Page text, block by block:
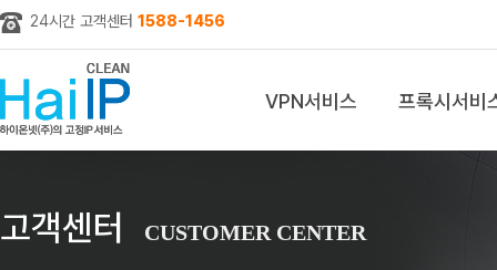
24시간 고객센터 1588-1456
VPN서비스 프록시서비
고객센터 CUSTOMER CENTER